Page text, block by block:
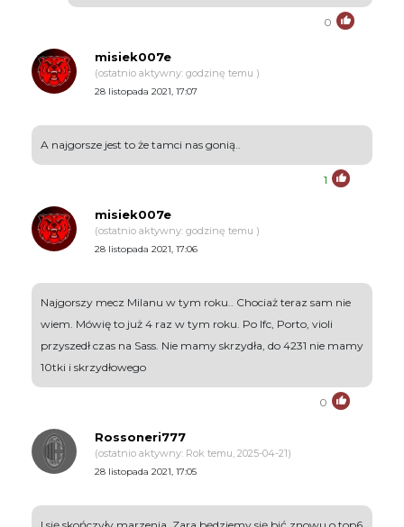
0
misiek007e
(ostatnio aktywny: godzinę temu )
28 listopada 2021, 17:07
A najgorsze jest to że tamci nas gonią..
1
misiek007e
(ostatnio aktywny: godzinę temu )
28 listopada 2021, 17:06
Najgorszy mecz Milanu w tym roku.. Chociaż teraz sam nie
wiem. Mówię to już 4 raz w tym roku. Po lfc, Porto, violi
przyszedł czas na Sass. Nie mamy skrzydła, do 4231 nie mamy
10tki i skrzydłowego
0
Rossoneri777
(ostatnio aktywny: Rok temu, 2025-04-21)
28 listopada 2021, 17:05